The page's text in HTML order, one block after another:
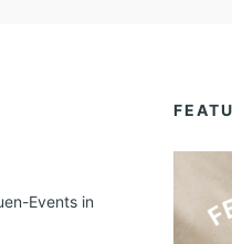
Events in